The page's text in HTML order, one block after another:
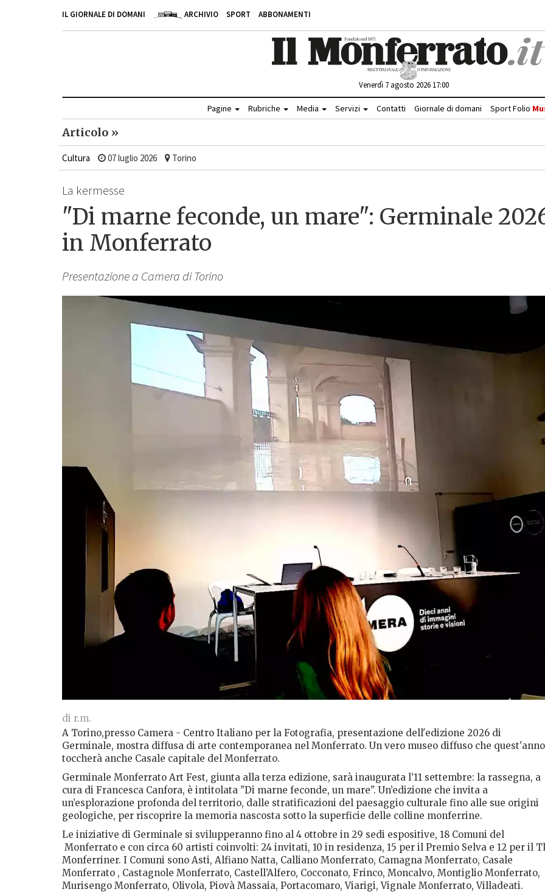
IL GIORNALE DI DOMANI ARCHIVIO SPORT ABBONAMENTI
Venerdì 7 agosto 2026 17:00
Pagine Rubriche Media Servizi Contatti Giornale di domani Sport Folio
Articolo »
Cultura 07 luglio 2026 Torino
La kermesse
"Di marne feconde, un mare": Germinale
in Monferrato
Presentazione a Camera di Torino
di r.m.
A Torino,presso Camera - Centro Italiano per la Fotografia, presentazione dell'edizione 2026 di
Germinale, mostra diffusa di arte contemporanea nel Monferrato. Un vero museo diffuso che quest'anno
toccherà anche Casale capitale del Monferrato.
Germinale Monferrato Art Fest, giunta alla terza edizione, sarà inaugurata l’11 settembre: la rassegna, a
cura di Francesca Canfora, è intitolata "Di marne feconde, un mare". Un’edizione che invita a
un’esplorazione profonda del territorio, dalle stratificazioni del paesaggio culturale fino alle sue origini
geologiche, per riscoprire la memoria nascosta sotto la superficie delle colline monferrine.
Le iniziative di Germinale si svilupperanno fino al 4 ottobre in 29 sedi espositive, 18 Comuni del
Monferrato e con circa 60 artisti coinvolti: 24 invitati, 10 in residenza, 15 per il Premio Selva e 12 per il
Monferriner. I Comuni sono Asti, Alfiano Natta, Calliano Monferrato, Camagna Monferrato, Casale
Monferrato , Castagnole Monferrato, Castell’Alfero, Cocconato, Frinco, Moncalvo, Montiglio Monferrato,
Murisengo Monferrato, Olivola, Piovà Massaia, Portacomaro, Viarigi, Vignale Monferrato, Villadeati.